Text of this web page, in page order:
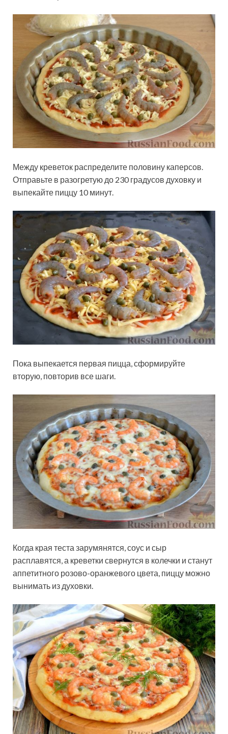
Между креветок распределите половину каперсов.
Отправьте в разогретую до 230 градусов духовку и
выпекайте пиццу 10 минут.
Пока выпекается первая пицца, сформируйте
вторую, повторив все шаги.
Когда края теста зарумянятся, соус и сыр
расплавятся, а креветки свернутся в колечки и станут
аппетитного розово-оранжевого цвета, пиццу можно
вынимать из духовки.